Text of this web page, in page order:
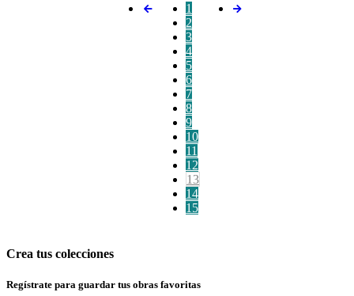
1
2
3
4
5
6
7
8
9
10
11
12
13
14
15
Crea tus colecciones
Regístrate para guardar tus obras favoritas